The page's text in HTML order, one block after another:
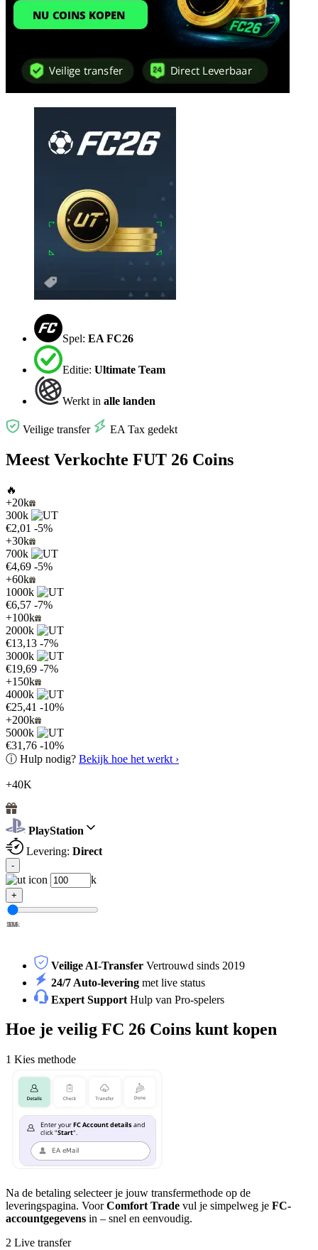
Spel: EA FC26
Editie: Ultimate Team
Werkt in alle landen
Veilige transfer EA Tax gedekt
Meest Verkochte FUT 26 Coins
🔥
+20k
300k
€2,01 -5%
+30k
700k
€4,69 -5%
+60k
1000k
€6,57 -7%
+100k
2000k
€13,13 -7%
3000k
€19,69 -7%
+150k
4000k
€25,41 -10%
+200k
5000k
€31,76 -10%
ⓘ Hulp nodig? Bekijk hoe het werkt ›
+40K
PlayStation
Levering: Direct
-
k
+
100k
1M
2M
3M
4M
5M
Veilige AI-Transfer Vertrouwd sinds 2019
24/7 Auto-levering met live status
Expert Support Hulp van Pro-spelers
Hoe je veilig FC 26 Coins kunt kopen
1 Kies methode
Na de betaling selecteer je jouw transfermethode op de
leveringspagina. VoorComfort Trade vul je simpelweg je FC-
accountgegevens in – snel en eenvoudig.
2 Live transfer